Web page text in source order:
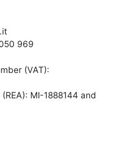
969
(VAT):
MI-1888144 and